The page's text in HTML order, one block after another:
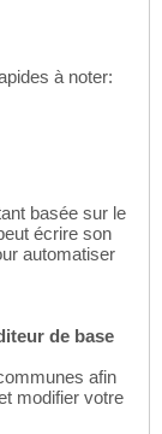
à noter:
basée sur le
écrire son
automatiser
de base
afin
modifier votre